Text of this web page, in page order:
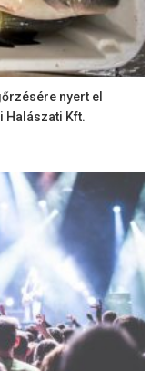
nyert el
Halászati Kft.